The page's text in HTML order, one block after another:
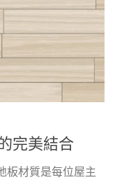
完美結合
板材質是每位屋主